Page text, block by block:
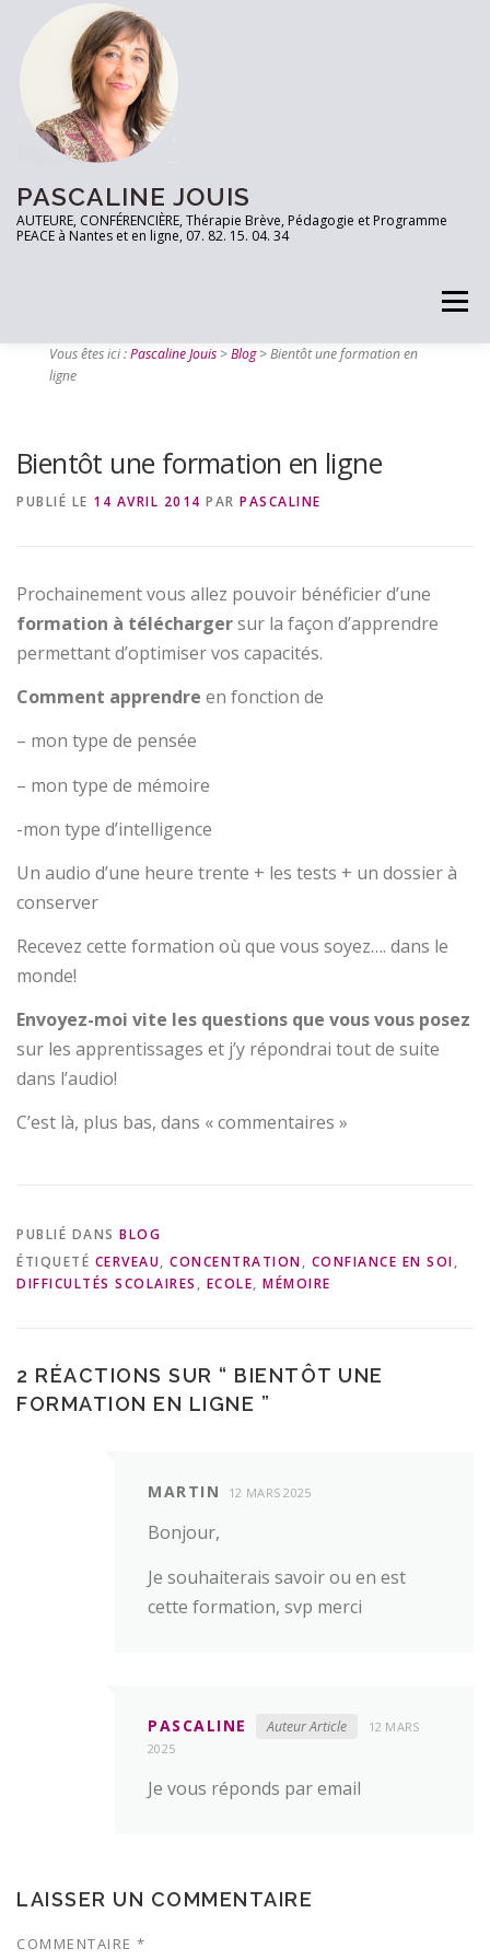
PASCALINE JOUIS
AUTEURE, CONFÉRENCIÈRE, Thérapie Brève, Pédagogie et Programme
PEACE à Nantes et en ligne, 07. 82. 15. 04. 34
Menu
PRENEZ RDV
ARTICLES CONTACT
Vous êtes ici :Pascaline Jouis>Blog>Bientôt une formation en
ligne
Bientôt une formation en ligne
PUBLIÉ LE 14 AVRIL 2014 PAR PASCALINE
Prochainement vous allez pouvoir bénéficier d’une
formation à téléchargersur la façon d’apprendre
permettant d’optimiser vos capacités.
Comment apprendre en fonction de
– mon type de pensée
– mon type de mémoire
-mon type d’intelligence
Un audio d’une heure trente + les tests + un dossier à
conserver
Recevez cette formation où que vous soyez…. dans le
monde!
Envoyez-moi vite les questions que vous vous posez
sur les apprentissages et j’y répondrai tout de suite
dans l’audio!
C’est là, plus bas, dans « commentaires »
PUBLIÉ DANS BLOG
ÉTIQUETÉ CERVEAU, CONCENTRATION, CONFIANCE EN SOI,
DIFFICULTÉS SCOLAIRES , ECOLE, MÉMOIRE
2 RÉACTIONS SUR “ BIENTÔT UNE
FORMATION EN LIGNE ”
MARTIN 12 MARS 2025
Bonjour,
Je souhaiterais savoir ou en est
cette formation, svp merci
PASCALINE Auteur Article
12 MARS
2025
Je vous réponds par email
LAISSER UN COMMENTAIRE
COMMENTAIRE *